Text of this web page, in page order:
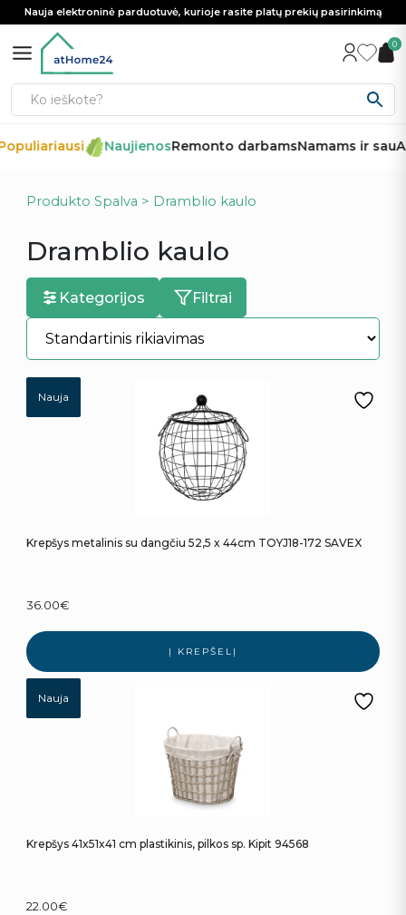
Nauja elektroninė parduotuvė, kurioje rasite platų prekių pasirinkimą
0
NaujienosRemonto darbamsNamams ir sau
Produkto Spalva > Dramblio kaulo
Dramblio kaulo
Kategorijos Filtrai
Nauja
Krepšys metalinis su dangčiu 52,5 x 44cm TOYJ18-172 SAVEX
36.00€
Į KREPŠELĮ
Nauja
Krepšys 41x51x41 cm plastikinis, pilkos sp. Kipit 94568
22.00€